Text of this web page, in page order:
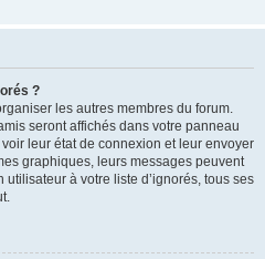
?
les autres membres du forum.
seront affichés dans votre panneau
leur état de connexion et leur envoyer
graphiques, leurs messages peuvent
à votre liste d’ignorés, tous ses